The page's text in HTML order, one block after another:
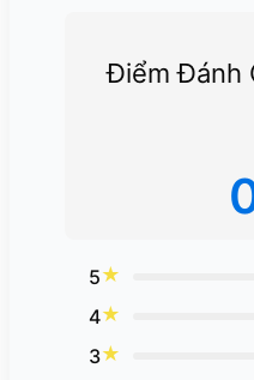
Điểm Đánh
5★
4★
3★